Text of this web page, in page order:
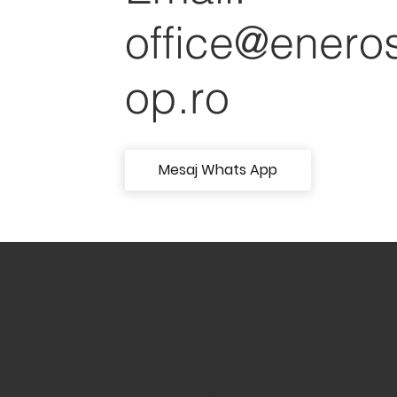
op.ro
Mesaj Whats App